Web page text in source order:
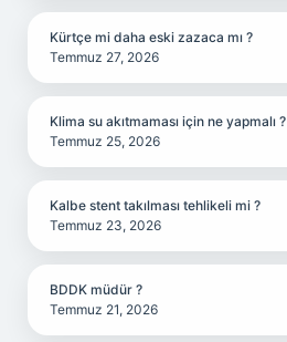
Kürtçe mi daha eski zazaca mı ?
Temmuz 27, 2026
Klima su akıtmaması için ne yapmalı ?
Temmuz 25, 2026
Kalbe stent takılması tehlikeli mi ?
Temmuz 23, 2026
BDDK müdür ?
Temmuz 21, 2026